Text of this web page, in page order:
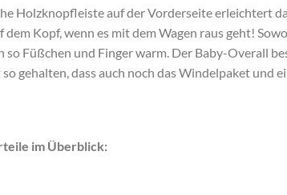
Holzknopfleiste auf der Vorderseite erleichtert
dem Kopf, wenn es mit dem Wagen raus geht!
so Füßchen und Finger warm. Der Baby-Overall
gehalten, dass auch noch das Windelpaket und
im Überblick: